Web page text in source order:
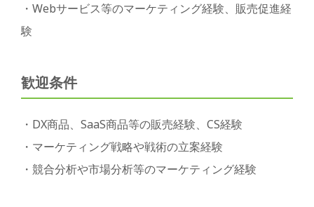
・Webサービス等のマーケティング経験、販売促進経
験
歓迎条件
・DX商品、SaaS商品等の販売経験、CS経験
・マーケティング戦略や戦術の立案経験
・競合分析や市場分析等のマーケティング経験